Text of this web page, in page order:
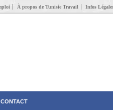
À propos de Tunisie Travail Infos
CONTACT